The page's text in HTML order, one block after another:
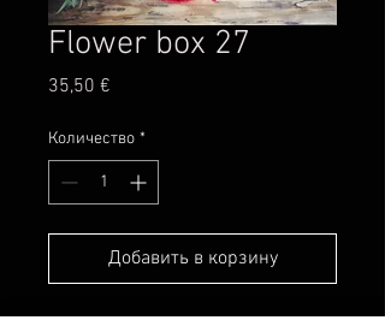
Flower box 27
35,50 €
Количество *
Добавить в корзину